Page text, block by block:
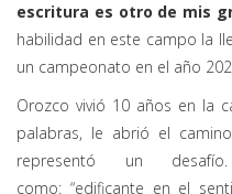
escritura es otro de mis
habilidad en este campo la
un campeonato en el año
Orozco vivió 10 años en la
palabras, le abrió el
representó un
como: “edificante en el